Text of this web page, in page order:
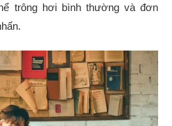
trông hơi bình thường và đơn